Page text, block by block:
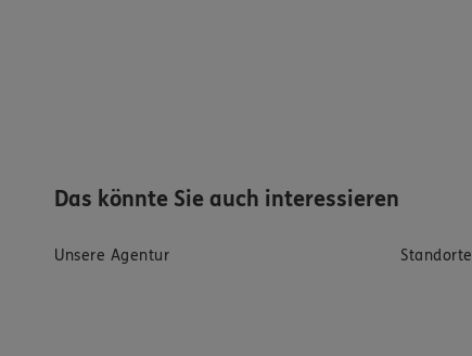
Das könnte Sie auch interessieren
Unsere Agentur Standorte